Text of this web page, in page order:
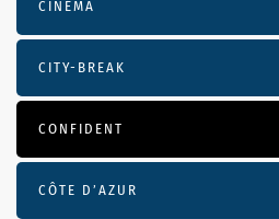
CINÉMA
CITY-BREAK
CONFIDENT
CÔTE D’AZUR